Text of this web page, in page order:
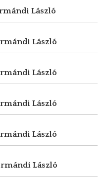
László
László
László
László
László
László